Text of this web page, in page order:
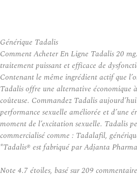
Générique Tadalis
Comment Acheter En Ligne Tadalis 20
traitement puissant et efficace de
Contenant le même ingrédient actif que
Tadalis offre une alternative économique
coûteuse. Commandez Tadalis
performance sexuelle améliorée et d’une
moment de l’excitation sexuelle. Tadalis
commercialisé comme : Tadalafil,
*Tadalis® est fabriqué par Adjanta Pharma
Note 4.7étoiles, basé sur209